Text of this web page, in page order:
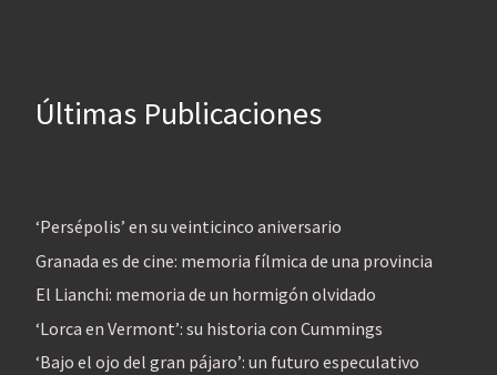
Últimas Publicaciones
‘Persépolis’ en su veinticinco aniversario
Granada es de cine: memoria fílmica de una provincia
El Lianchi: memoria de un hormigón olvidado
‘Lorca en Vermont’: su historia con Cummings
‘Bajo el ojo del gran pájaro’: un futuro especulativo